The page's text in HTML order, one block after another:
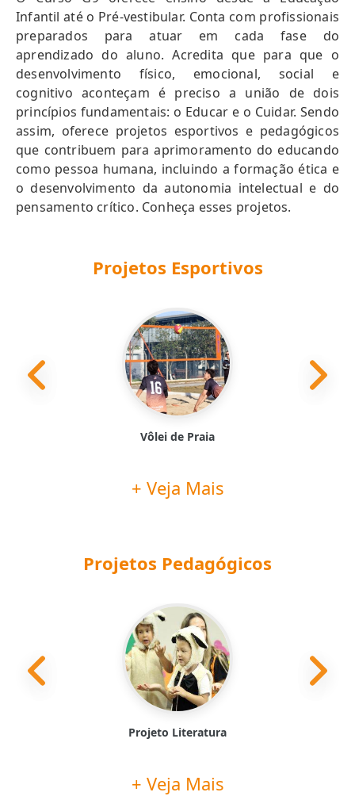
Infantil até o Pré-vestibular. Conta com profissionais
preparados para atuar em cada fase do
aprendizado do aluno. Acredita que para que o
desenvolvimento físico, emocional, social e
cognitivo aconteçam é preciso a união de dois
princípios fundamentais: o Educar e o Cuidar. Sendo
assim, oferece projetos esportivos e pedagógicos
que contribuem para aprimoramento do educando
como pessoa humana, incluindo a formação ética e
o desenvolvimento da autonomia intelectual e do
pensamento crítico. Conheça esses projetos.
Projetos Esportivos
Treinamento Esportivo/
+ Veja Mais
Projetos Pedagógicos